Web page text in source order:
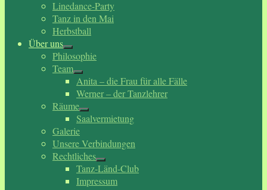
Linedance-Party
Tanz in den Mai
Herbstball
Über uns
Philosophie
Team
Anita – die Frau für alle Fälle
Werner – der Tanzlehrer
Räume
Saalvermietung
Galerie
Unsere Verbindungen
Rechtliches
Tanz-Länd-Club
Impressum